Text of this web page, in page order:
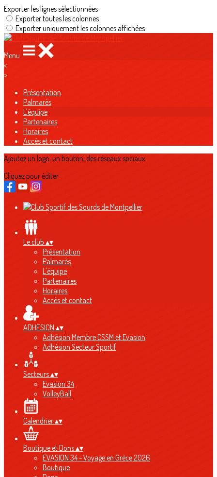
Exporter les lignes sélectionnées
Exporter toutes les colonnes
Exporter uniquement les colonnes affichées
Menu
<
>
Présentation
Palmarès
L'équipe
Partenaires
Horaires
Accès et contact
Ajoutez un logo, un bouton, des réseaux sociaux
Cliquez pour éditer
Le club ▴▾
Présentation
Palmarès
L'équipe
Partenaires
Horaires
Accès et contact
ADHESION ▴▾
Adhésion Membre CSSM et Evasion
Adhésion Secteur Sportif
Secteurs▴▾
Evasion 34
VolleyBall
Calendrier▴▾
Boutique et Dons▴▾
EVASION 34 - Voyage en Grèce 2026
Boutique